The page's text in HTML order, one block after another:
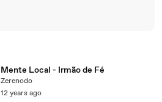
Mente Local - Irmão de Fé
Zerenodo
12 years ago